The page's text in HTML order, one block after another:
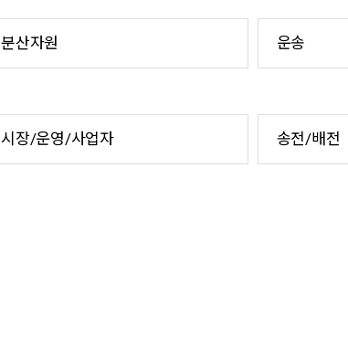
분산자원 운송
시장/운영/사업자 송전/배전